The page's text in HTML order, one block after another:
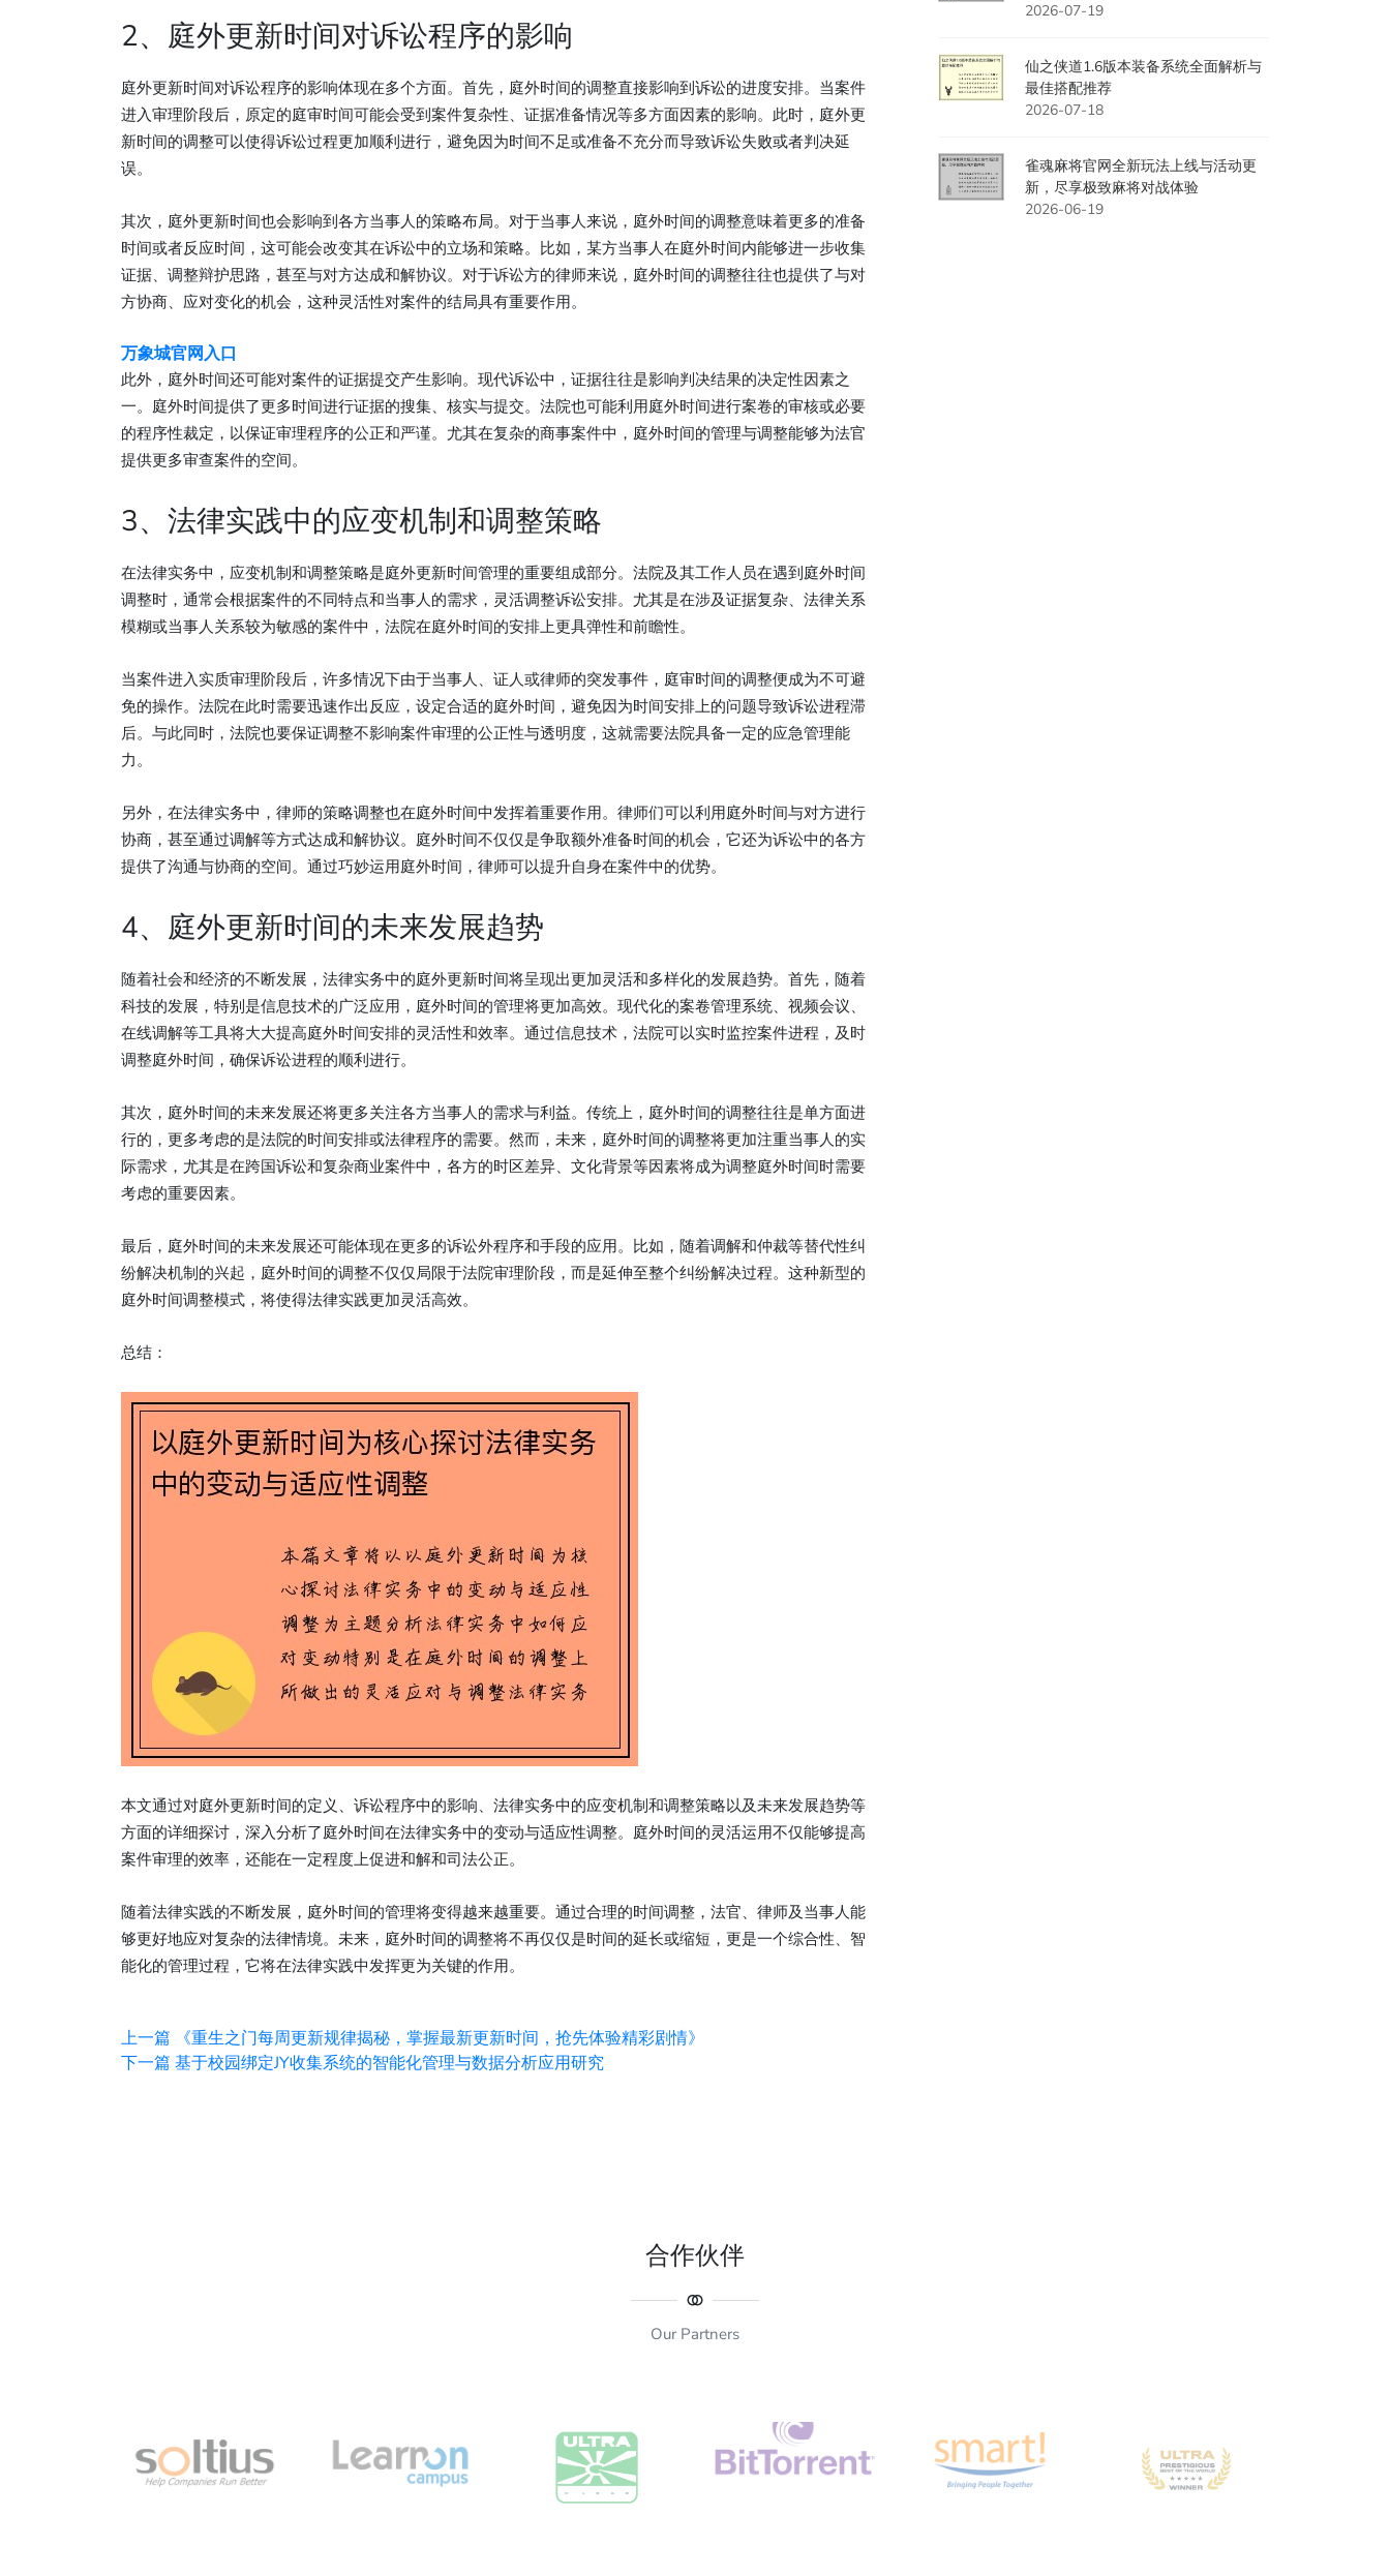
2、庭外更新时间对诉讼程序的影响
庭外更新时间对诉讼程序的影响体现在多个方面。首先，庭外时间的调整直接影响到诉讼的进度安排。当案件
进入审理阶段后，原定的庭审时间可能会受到案件复杂性、证据准备情况等多方面因素的影响。此时，庭外更
新时间的调整可以使得诉讼过程更加顺利进行，避免因为时间不足或准备不充分而导致诉讼失败或者判决延
误。
其次，庭外更新时间也会影响到各方当事人的策略布局。对于当事人来说，庭外时间的调整意味着更多的准备
时间或者反应时间，这可能会改变其在诉讼中的立场和策略。比如，某方当事人在庭外时间内能够进一步收集
证据、调整辩护思路，甚至与对方达成和解协议。对于诉讼方的律师来说，庭外时间的调整往往也提供了与对
方协商、应对变化的机会，这种灵活性对案件的结局具有重要作用。
万象城官网入口
此外，庭外时间还可能对案件的证据提交产生影响。现代诉讼中，证据往往是影响判决结果的决定性因素之
一。庭外时间提供了更多时间进行证据的搜集、核实与提交。法院也可能利用庭外时间进行案卷的审核或必要
的程序性裁定，以保证审理程序的公正和严谨。尤其在复杂的商事案件中，庭外时间的管理与调整能够为法官
提供更多审查案件的空间。
3、法律实践中的应变机制和调整策略
在法律实务中，应变机制和调整策略是庭外更新时间管理的重要组成部分。法院及其工作人员在遇到庭外时间
调整时，通常会根据案件的不同特点和当事人的需求，灵活调整诉讼安排。尤其是在涉及证据复杂、法律关系
模糊或当事人关系较为敏感的案件中，法院在庭外时间的安排上更具弹性和前瞻性。
当案件进入实质审理阶段后，许多情况下由于当事人、证人或律师的突发事件，庭审时间的调整便成为不可避
免的操作。法院在此时需要迅速作出反应，设定合适的庭外时间，避免因为时间安排上的问题导致诉讼进程滞
后。与此同时，法院也要保证调整不影响案件审理的公正性与透明度，这就需要法院具备一定的应急管理能
力。
另外，在法律实务中，律师的策略调整也在庭外时间中发挥着重要作用。律师们可以利用庭外时间与对方进行
协商，甚至通过调解等方式达成和解协议。庭外时间不仅仅是争取额外准备时间的机会，它还为诉讼中的各方
提供了沟通与协商的空间。通过巧妙运用庭外时间，律师可以提升自身在案件中的优势。
4、庭外更新时间的未来发展趋势
随着社会和经济的不断发展，法律实务中的庭外更新时间将呈现出更加灵活和多样化的发展趋势。首先，随着
科技的发展，特别是信息技术的广泛应用，庭外时间的管理将更加高效。现代化的案卷管理系统、视频会议、
在线调解等工具将大大提高庭外时间安排的灵活性和效率。通过信息技术，法院可以实时监控案件进程，及时
调整庭外时间，确保诉讼进程的顺利进行。
其次，庭外时间的未来发展还将更多关注各方当事人的需求与利益。传统上，庭外时间的调整往往是单方面进
行的，更多考虑的是法院的时间安排或法律程序的需要。然而，未来，庭外时间的调整将更加注重当事人的实
际需求，尤其是在跨国诉讼和复杂商业案件中，各方的时区差异、文化背景等因素将成为调整庭外时间时需要
考虑的重要因素。
最后，庭外时间的未来发展还可能体现在更多的诉讼外程序和手段的应用。比如，随着调解和仲裁等替代性纠
纷解决机制的兴起，庭外时间的调整不仅仅局限于法院审理阶段，而是延伸至整个纠纷解决过程。这种新型的
庭外时间调整模式，将使得法律实践更加灵活高效。
总结：
本文通过对庭外更新时间的定义、诉讼程序中的影响、法律实务中的应变机制和调整策略以及未来发展趋势等
方面的详细探讨，深入分析了庭外时间在法律实务中的变动与适应性调整。庭外时间的灵活运用不仅能够提高
案件审理的效率，还能在一定程度上促进和解和司法公正。
随着法律实践的不断发展，庭外时间的管理将变得越来越重要。通过合理的时间调整，法官、律师及当事人能
够更好地应对复杂的法律情境。未来，庭外时间的调整将不再仅仅是时间的延长或缩短，更是一个综合性、智
能化的管理过程，它将在法律实践中发挥更为关键的作用。
上一篇
《重生之门每周更新规律揭秘，掌握最新更新时间，抢先体验精彩剧情》
下一篇 基于校园绑定JY收集系统的智能化管理与数据分析应用研究
2026-07-19
仙之侠道1.6版本装备系统全面解析与
最佳搭配推荐
2026-07-18
雀魂麻将官网全新玩法上线与活动更
新，尽享极致麻将对战体验
2026-06-19
合作伙伴
Our Partners